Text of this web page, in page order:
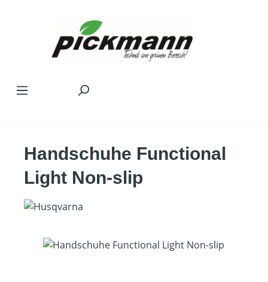
Handschuhe Functional
Light Non-slip
Bildergalerie überspringen